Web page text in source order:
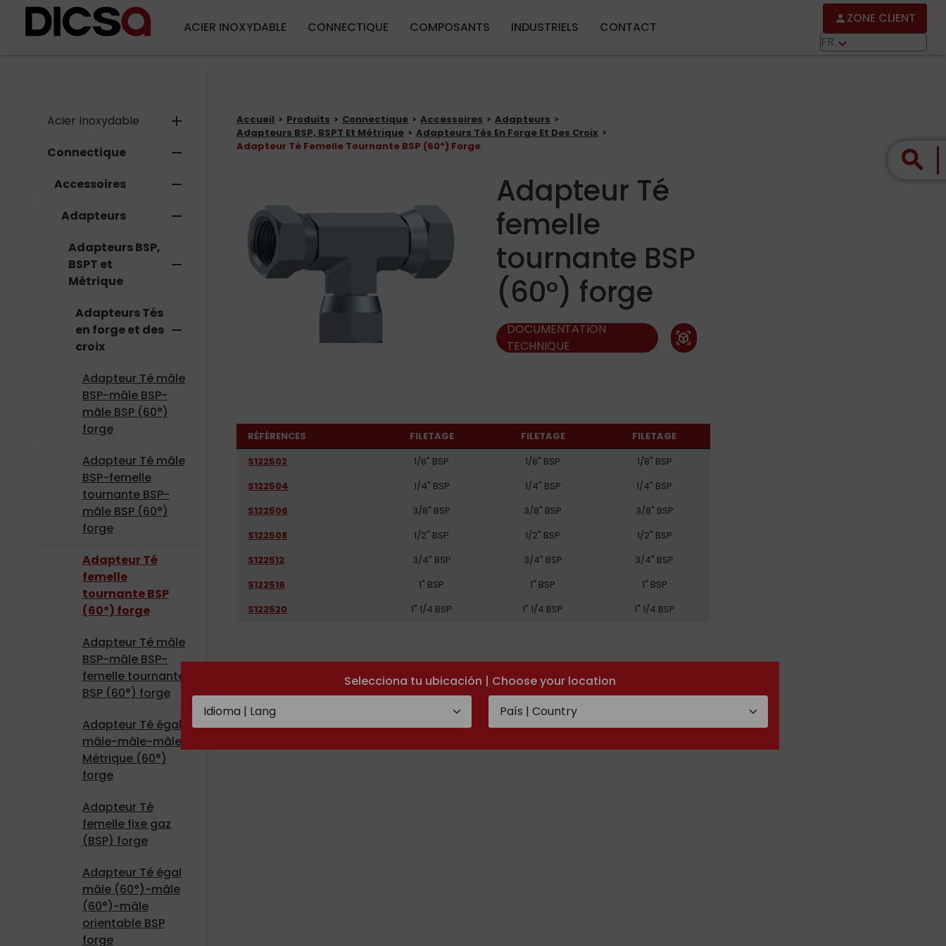
Selecciona tu ubicación | Choose your location
ACIER INOXYDABLE CONNECTIQUE COMPOSANTS INDUSTRIELS CONTACT
person ZONE CLIENT
FR keyboard_arrow_down
search
Acier Inoxydable add
Connectique remove
Accessoires remove
Adapteurs remove
Adapteurs BSP,
BSPT et
Métrique
remove
Adapteurs Tés
en forge et des
croix
remove
Adapteur Té mâle
BSP-mâle BSP-
mâle BSP (60°)
forge
Adapteur Té mâle
BSP-femelle
tournante BSP-
mâle BSP (60°)
forge
Adapteur Té
femelle
tournante BSP
(60º) forge
Adapteur Té mâle
BSP-mâle BSP-
femelle tournante
BSP (60°) forge
Adapteur Té égal
mâle-mâle-mâle
Métrique (60°)
forge
Adapteur Té
femelle fixe gaz
(BSP) forge
Adapteur Té égal
mâle (60°)-mâle
(60°)-mâle
orientable BSP
forge
Accueil Produits Connectique Accessoires
Adapteurs
Adapteurs BSP, BSPT Et Métrique
Adapteurs Tés En Forge Et Des Croix
Adapteur Té Femelle Tournante BSP (60º) Forge
Adapteur Té
femelle
tournante BSP
(60º) forge
DOCUMENTATION
TECHNIQUE
view_in_ar
RÉFÉRENCES FILETAGE FILETAGE
FILETAGE
S122502
1/8" BSP 1/8" BSP
1/8" BSP
S122504
1/4" BSP 1/4" BSP
1/4" BSP
S122506
3/8" BSP 3/8" BSP
3/8" BSP
S122508
1/2" BSP 1/2" BSP
1/2" BSP
S122512
3/4" BSP 3/4" BSP
3/4" BSP
S122516
1" BSP 1" BSP
1" BSP
S122520
1" 1/4 BSP 1" 1/4 BSP 1" 1/4 BSP